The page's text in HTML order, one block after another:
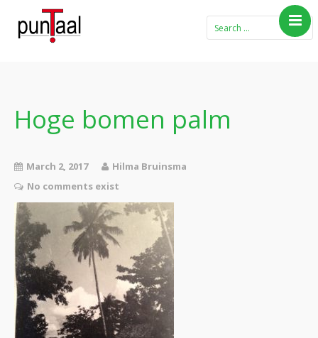
Boeken
Gedichten
Contact
Hoge bomen palm
March 2, 2017
Hilma Bruinsma
No comments exist